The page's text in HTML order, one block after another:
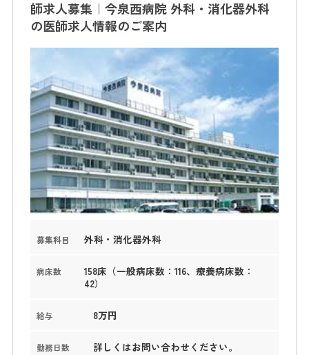
師求人募集｜今泉西病院 外科・消化器外科
の医師求人情報のご案内
募集科目 外科・消化器外科
病床数
158床（一般病床数：116、療養病床数：
42）
給与 8万円
勤務日数 詳しくはお問い合わせください。